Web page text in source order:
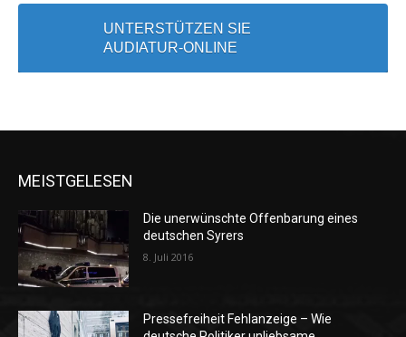
UNTERSTÜTZEN SIE
AUDIATUR-ONLINE
MEISTGELESEN
Die unerwünschte Offenbarung eines
deutschen Syrers
8. Juli 2016
Pressefreiheit Fehlanzeige – Wie